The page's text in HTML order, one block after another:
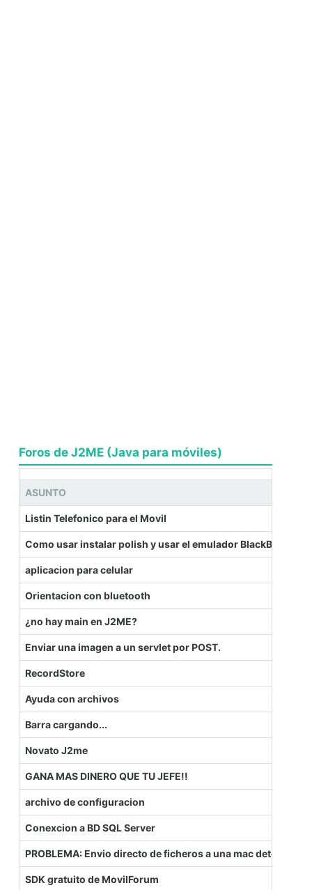
Foros de J2ME (Java para móviles)
ASUNTO
Listin Telefonico para el Movil
Como usar instalar polish y usar el emulador BlackBerry?
aplicacion para celular
Orientacion con bluetooth
¿no hay main en J2ME?
Enviar una imagen a un servlet por POST.
RecordStore
Ayuda con archivos
Barra cargando...
Novato J2me
GANA MAS DINERO QUE TU JEFE!!
archivo de configuracion
Conexcion a BD SQL Server
PROBLEMA: Envio directo de ficheros a una mac
SDK gratuito de MovilForum